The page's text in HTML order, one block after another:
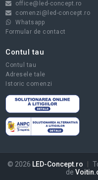
office@led-concept.ro
comenzi@led-concept.ro
Whatsapp
Formular de contact
Contul tau
Contul tau
Adresele tale
Istoric comenzi
© 2026 LED-Concept.ro |
de